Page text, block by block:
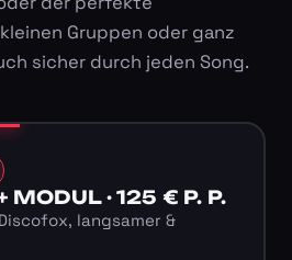
Gruppen oder ganz
sicher durch jeden Song.
MODUL · 125 € P. P.
langsamer &